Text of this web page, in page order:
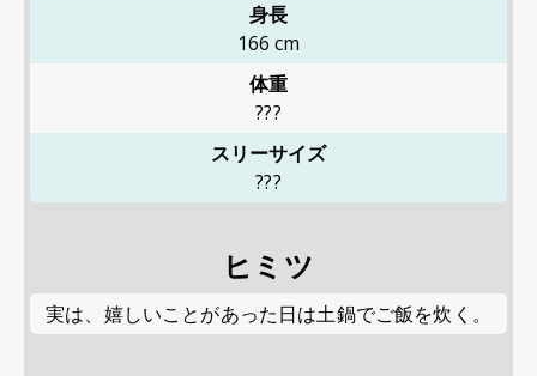
身長
166 cm
体重
???
スリーサイズ
???
ヒミツ
実は、嬉しいことがあった日は土鍋でご飯を炊く。